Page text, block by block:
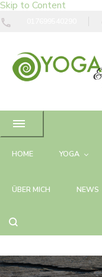
Skip to Content
HOME YOGA
ÜBER MICH NEWS